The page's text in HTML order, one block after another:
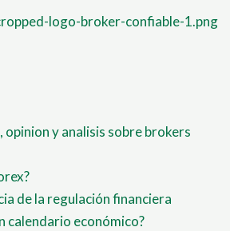
y analisis sobre brokers
de la regulación financiera
calendario económico?